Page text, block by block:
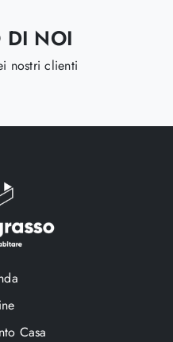
DI NOI
nostri clienti
Casa